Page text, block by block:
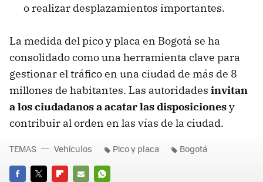
o realizar desplazamientos importantes.
La medida del pico y placa en Bogotá se ha
consolidado como una herramienta clave para
gestionar el tráfico en una ciudad de más de 8
millones de habitantes. Las autoridades invitan
a los ciudadanos a acatar las disposicionesy
contribuir al orden en las vías de la ciudad.
TEMAS Vehículos Pico y placa Bogotá